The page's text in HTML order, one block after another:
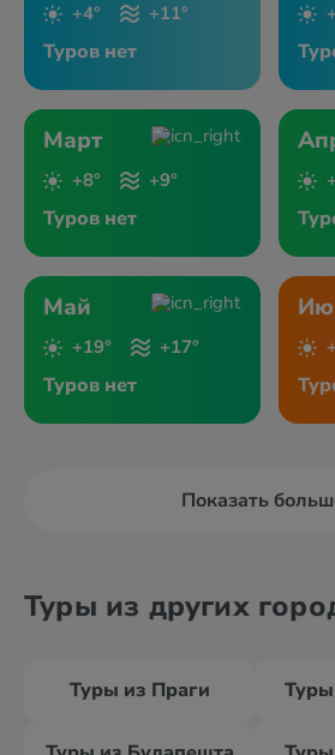
+4° +11°
Туров нет
Март
+8° +9°
Туров нет
Май
+19° +17°
Туров нет
Показать
Туры из других
Туры из Праги